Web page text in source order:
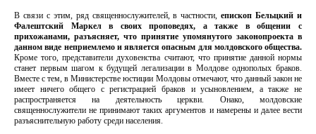
В связи с этим, ряд священнослужителей, в частности,епископ Бельцкий и
Фалештский Маркел в своих проповедях, а также в общении с
прихожанами, разъясняет, что принятие упомянутого законопроекта в
данном виде неприемлемо и является опасным для молдовского общества.
Кроме того, представители духовенства считают, что принятие данной нормы
станет первым шагом к будущей легализации в Молдове однополых браков.
Вместе с тем, в Министерстве юстиции Молдовы отмечают, что данный закон не
имеет ничего общего с регистрацией браков и усыновлением, а также не
распространяется на деятельность церкви. Онако, молдовские
священнослужители не принимают таких аргументов и намерены и далее вести
разъяснительную работу среди населения.